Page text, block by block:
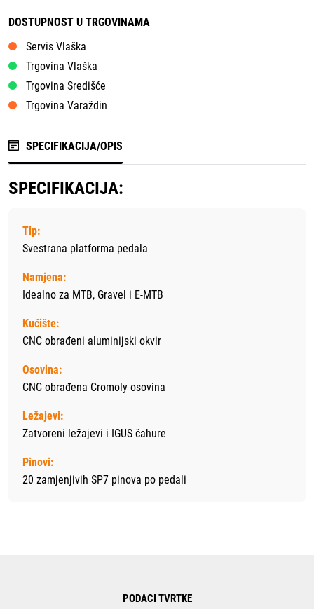
DOSTUPNOST U TRGOVINAMA
Servis Vlaška
Trgovina Vlaška
Trgovina Središće
Trgovina Varaždin
SPECIFIKACIJA/OPIS
SPECIFIKACIJA:
Tip:
Svestrana platforma pedala
Namjena:
Idealno za MTB, Gravel i E-MTB
Kućište:
CNC obrađeni aluminijski okvir
Osovina:
CNC obrađena Cromoly osovina
Ležajevi:
Zatvoreni ležajevi i IGUS čahure
Pinovi:
20 zamjenjivih SP7 pinova po pedali
PODACI TVRTKE